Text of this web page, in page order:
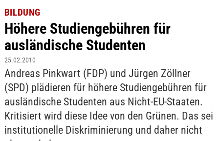
BILDUNG
Höhere Studiengebühren für
ausländische Studenten
25.02.2010
Andreas Pinkwart (FDP) und Jürgen Zöllner
(SPD) plädieren für höhere Studiengebühren für
ausländische Studenten aus Nicht-EU-Staaten.
Kritisiert wird diese Idee von den Grünen. Das sei
institutionelle Diskriminierung und daher nicht